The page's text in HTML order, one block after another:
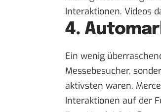
Interaktionen. Videos
4.
Ein wenig
Messebesucher,
aktivsten waren.
Interaktionen auf der